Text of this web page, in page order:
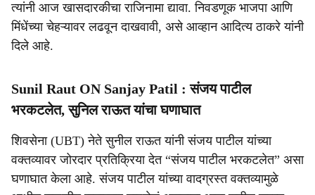
त्यांनी आज खासदारकीचा राजिनामा द्यावा. निवडणूक भाजपा आणि
मिंधेंच्या चेहऱ्यावर लढवून दाखवावी, असे आव्हान आदित्य ठाकरे यांनी
दिले आहे.
Sunil Raut ON Sanjay Patil : संजय पाटील
भरकटलेत, सुनिल राऊत यांचा घणाघात
शिवसेना (UBT) नेते सुनील राऊत यांनी संजय पाटील यांच्या
वक्तव्यावर जोरदार प्रतिक्रिया देत “संजय पाटील भरकटलेत” असा
घणाघात केला आहे. संजय पाटील यांच्या वादग्रस्त वक्तव्यामुळे